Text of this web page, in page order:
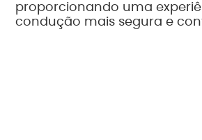
proporcionando uma
condução mais segura e